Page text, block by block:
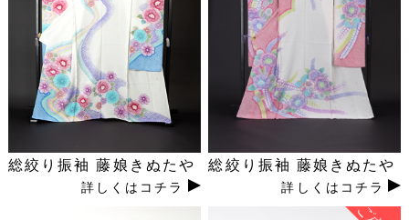
総絞り振袖 藤娘きぬたや
詳しくはコチラ
総絞り振袖 藤娘きぬたや
詳しくはコチラ